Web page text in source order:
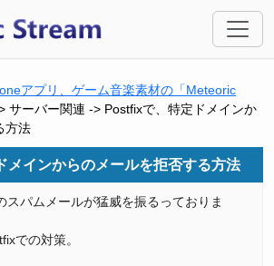
アプリ、ゲーム音楽素材の「Meteoric
サーバー関連 -> Postfixで、特定ドメインか
方法
メインからのメールを拒否する方法
スパムメールが猛威を振るっておりま
での対策。